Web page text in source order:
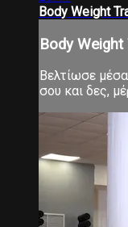
Body Weight
Body Weight
Βελτίωσε
σου και δες,